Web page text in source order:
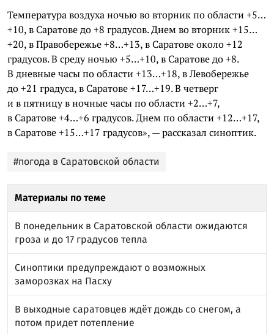
Температура воздуха ночью во вторник по области +5…
+10, в Саратове до +8 градусов. Днем во вторник +15…
+20, в Правобережье +8…+13, в Саратове около +12
градусов. В среду ночью +5…+10, в Саратове до +8.
В дневные часы по области +13…+18, в Левобережье
до +21 градуса, в Саратове +17…+19. В четверг
и в пятницу в ночные часы по области +2…+7,
в Саратове +4…+6 градусов. Днем по области +12…+17,
в Саратове +15…+17 градусов», — рассказал синоптик.
#погода в Саратовской области
Материалы по теме
В понедельник в Саратовской области ожидаются
гроза и до 17 градусов тепла
Синоптики предупреждают о возможных
заморозках на Пасху
В выходные саратовцев ждёт дождь со снегом, а
потом придет потепление